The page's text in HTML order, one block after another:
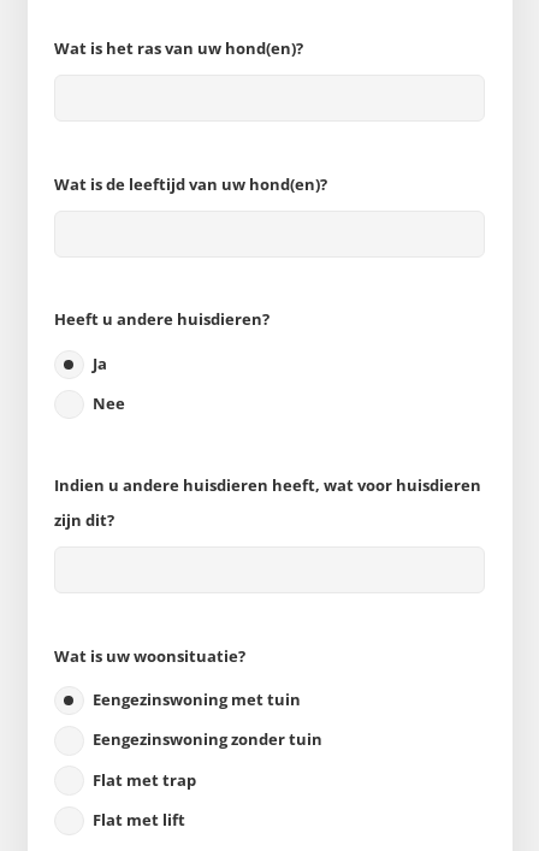
Wat is het ras van uw hond(en)?
Wat is de leeftijd van uw hond(en)?
Heeft u andere huisdieren?
Ja
Nee
Indien u andere huisdieren heeft, wat voor huisdieren
zijn dit?
Wat is uw woonsituatie?
Eengezinswoning met tuin
Eengezinswoning zonder tuin
Flat met trap
Flat met lift